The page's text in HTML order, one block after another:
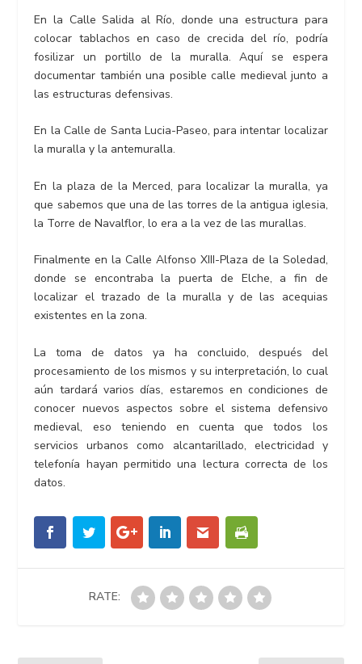
En la Calle Salida al Río, donde una estructura para
colocar tablachos en caso de crecida del río, podría
fosilizar un portillo de la muralla. Aquí se espera
documentar también una posible calle medieval junto a
las estructuras defensivas.
En la Calle de Santa Lucia-Paseo, para intentar localizar
la muralla y la antemuralla.
En la plaza de la Merced, para localizar la muralla, ya
que sabemos que una de las torres de la antigua iglesia,
la Torre de Navalflor, lo era a la vez de las murallas.
Finalmente en la Calle Alfonso XIII-Plaza de la Soledad,
donde se encontraba la puerta de Elche, a fin de
localizar el trazado de la muralla y de las acequias
existentes en la zona.
La toma de datos ya ha concluido, después del
procesamiento de los mismos y su interpretación, lo cual
aún tardará varios días, estaremos en condiciones de
conocer nuevos aspectos sobre el sistema defensivo
medieval, eso teniendo en cuenta que todos los
servicios urbanos como alcantarillado, electricidad y
telefonía hayan permitido una lectura correcta de los
datos.
RATE: